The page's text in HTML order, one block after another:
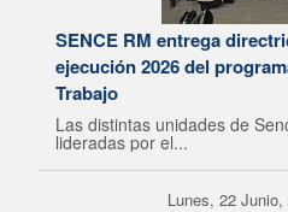
SENCE RM entrega
ejecución 2026 del
Trabajo
Las distintas unidades de
lideradas por el...
Lunes, 22